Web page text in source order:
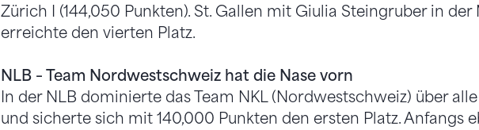
Zürich I (144,050 Punkten). St. Gallen mit Giulia Steingruber in
erreichte den vierten Platz.
NLB – Team Nordwestschweiz hat die Nase vorn
In der NLB dominierte das Team NKL (Nordwestschweiz) über
und sicherte sich mit 140,000 Punkten den ersten Platz. Anfangs